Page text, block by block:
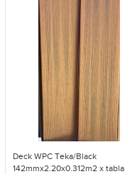
Deck WPC Teka/Black
142mmx2.20x0.312m2 x tabla